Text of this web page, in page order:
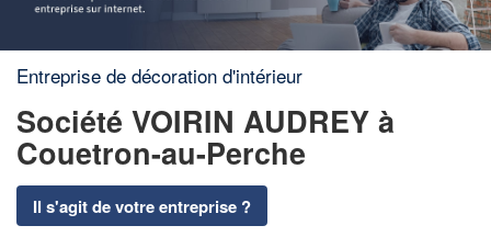
Entreprise de décoration d'intérieur
Société VOIRIN AUDREY à
Couetron-au-Perche
Il s'agit de votre entreprise ?